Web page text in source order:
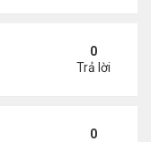
từ drone sát thủ
0
Trả lời
làm suy yếu 'mưa
0